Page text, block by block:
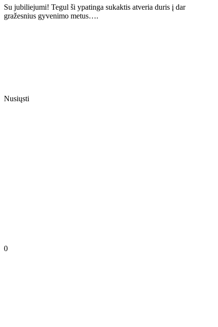
Su jubiliejumi! Tegul ši ypatinga sukaktis atveria duris į dar
gražesnius gyvenimo metus….
Nusiųsti
0